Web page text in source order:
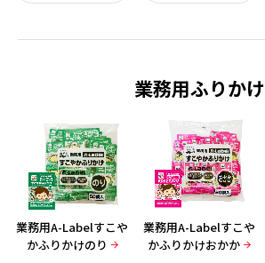
業務用ふりかけ
業務用A-Labelすこや
かふりかけのり
業務用A-Labelすこや
かふりかけおかか